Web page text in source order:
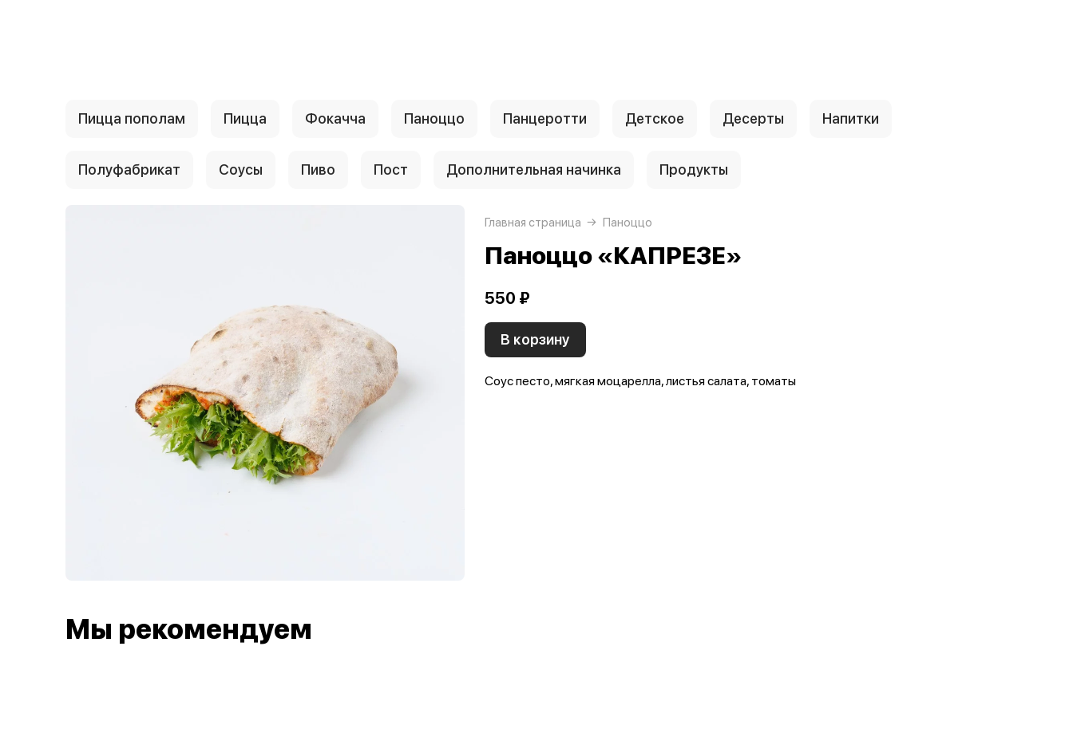
Пицца пополам Пицца Фокачча Паноццо Панцеротти Детское Десерты Напитки
Полуфабрикат Соусы Пиво Пост Дополнительная начинка Продукты
Главная страница Паноццо
Паноццо «КАПРЕЗЕ»
550 ₽
В корзину
Соус песто, мягкая моцарелла, листья салата, томаты
Мы рекомендуем